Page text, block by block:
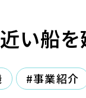
い船
#事業紹介